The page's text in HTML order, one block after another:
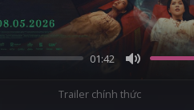
01:42
Trailer chính thức